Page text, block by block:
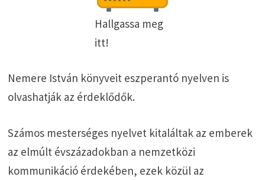
Hallgassa meg
itt!
Nemere István könyveit eszperantó nyelven is
olvashatják az érdeklődők.
Számos mesterséges nyelvet kitaláltak az emberek
az elmúlt évszázadokban a nemzetközi
kommunikáció érdekében, ezek közül az